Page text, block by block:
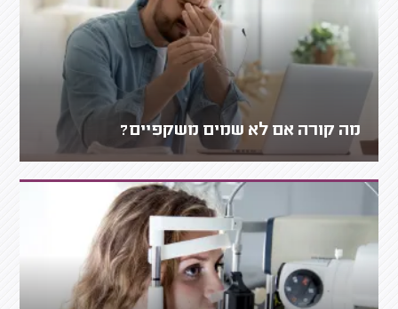
מה קורה אם לא שמים משקפיים?